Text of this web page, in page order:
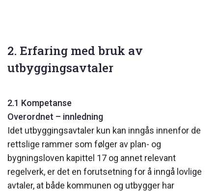
2. Erfaring med bruk av
utbyggingsavtaler
2.1 Kompetanse
Overordnet – innledning
Idet utbyggingsavtaler kun kan inngås innenfor de
rettslige rammer som følger av plan- og
bygningsloven kapittel 17 og annet relevant
regelverk, er det en forutsetning for å inngå lovlige
avtaler, at både kommunen og utbygger har